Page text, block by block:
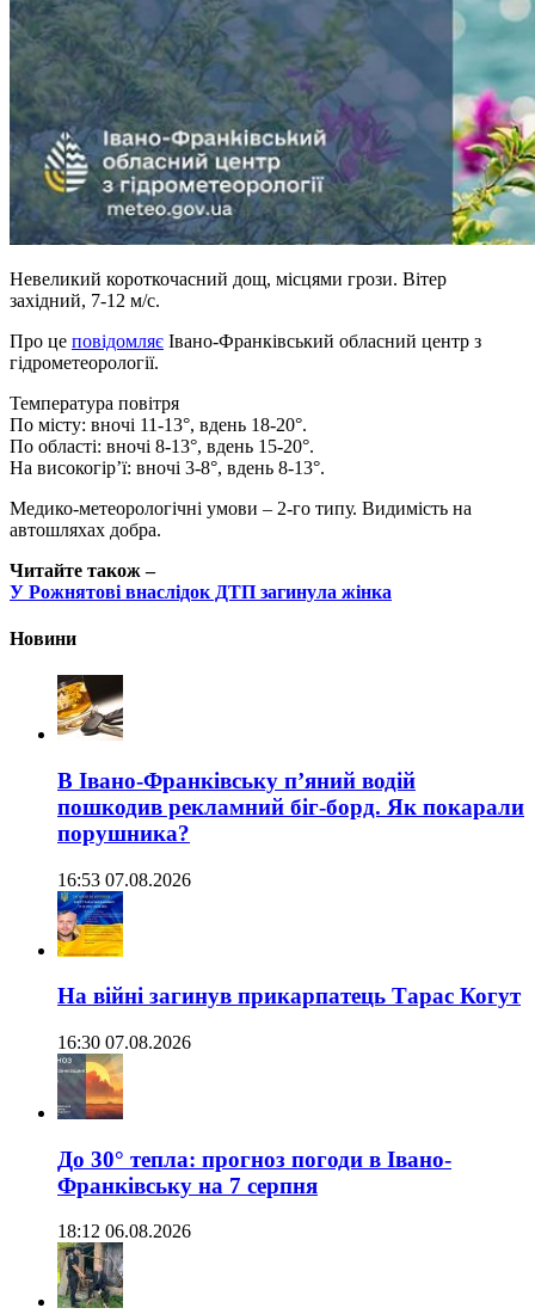
Невеликий короткочасний дощ, місцями грози. Вітер
західний, 7-12 м/с.
Про це повідомляє Івано-Франківський обласний центр з
гідрометеорології.
Температура повітря
По місту: вночі 11-13°, вдень 18-20°.
По області: вночі 8-13°, вдень 15-20°.
На високогір’ї: вночі 3-8°, вдень 8-13°.
Медико-метеорологічні умови – 2-го типу. Видимість на
автошляхах добра.
Читайте також –
У Рожнятові внаслідок ДТП загинула жінка
Новини
В Івано-Франківську п’яний водій
пошкодив рекламний біг-борд. Як покарали
порушника?
16:53 07.08.2026
На війні загинув прикарпатець Тарас Когут
16:30 07.08.2026
До 30° тепла: прогноз погоди в Івано-
Франківську на 7 серпня
18:12 06.08.2026